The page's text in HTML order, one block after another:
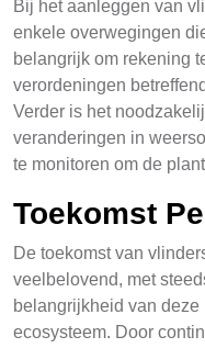
Bij het aanleggen van
enkele overwegingen
belangrijk om rekening
verordeningen
Verder is het
veranderingen in
te monitoren om de
Toekomst
De toekomst van
veelbelovend, met
belangrijkheid van
ecosysteem. Door